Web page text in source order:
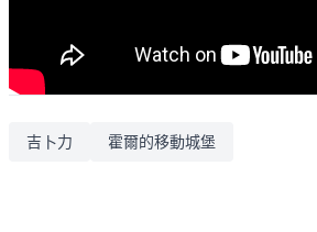
吉卜力 霍爾的移動城堡